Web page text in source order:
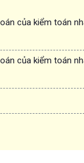
của kiểm toán
của kiểm toán